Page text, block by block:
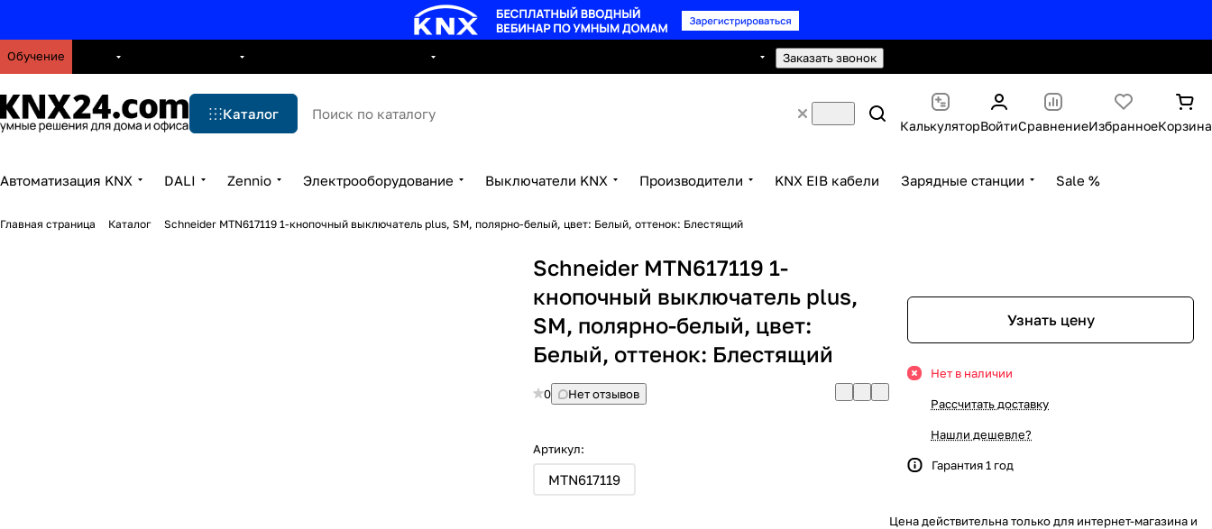
Обучение Заказать звонок
Каталог
КалькуляторВойтиСравнениеИзбранноеКорзина
Автоматизация KNX DALI Zennio Электрооборудование Выключатели KNX Производители KNX EIB кабели Зарядные станции Sale %
Главная страница Каталог Schneider MTN617119 1-кнопочный выключатель plus, SM, полярно-белый, цвет: Белый, оттенок: Блестящий
Schneider MTN617119 1-
кнопочный выключатель plus,
SM, полярно-белый, цвет:
Белый, оттенок: Блестящий
0 Нет отзывов
Артикул:
MTN617119
Узнать цену
Нет в наличии
Рассчитать доставку
Нашли дешевле?
Гарантия 1 год
Цена действительна только для интернет-магазина и